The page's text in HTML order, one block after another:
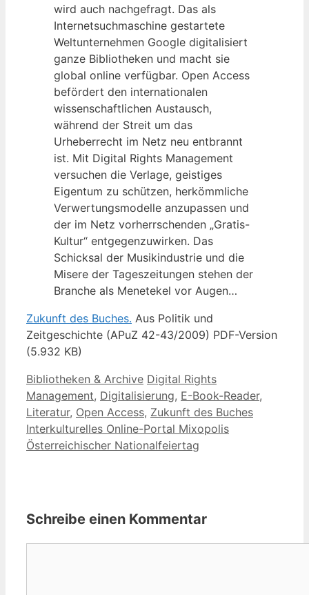
wird auch nachgefragt. Das als
Internetsuchmaschine gestartete
Weltunternehmen Google digitalisiert
ganze Bibliotheken und macht sie
global online verfügbar. Open Access
befördert den internationalen
wissenschaftlichen Austausch,
während der Streit um das
Urheberrecht im Netz neu entbrannt
ist. Mit Digital Rights Management
versuchen die Verlage, geistiges
Eigentum zu schützen, herkömmliche
Verwertungsmodelle anzupassen und
der im Netz vorherrschenden „Gratis-
Kultur“ entgegenzuwirken. Das
Schicksal der Musikindustrie und die
Misere der Tageszeitungen stehen der
Branche als Menetekel vor Augen…
Zukunft des Buches. Aus Politik und
Zeitgeschichte (APuZ 42-43/2009) PDF-Version
(5.932 KB)
Kategorien
Bibliotheken & Archive Schlagwörter
Digital Rights
Management, Digitalisierung, E-Book-Reader,
Literatur, Open Access, Zukunft des Buches
Interkulturelles Online-Portal Mixopolis
Österreichischer Nationalfeiertag
Schreibe einen Kommentar